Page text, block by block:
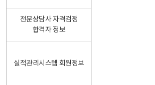
전문상담사 자격검정
합격자 정보
실적관리시스템 회원정보